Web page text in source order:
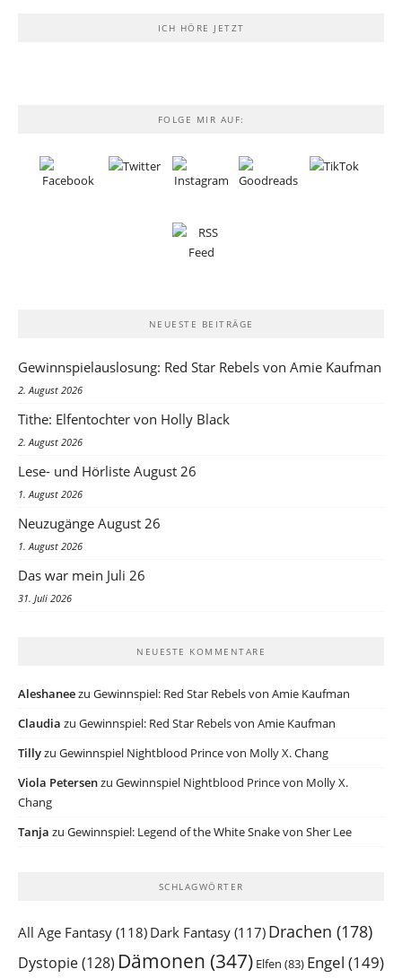
ICH HÖRE JETZT
FOLGE MIR AUF:
NEUESTE BEITRÄGE
Gewinnspielauslosung: Red Star Rebels von Amie Kaufman
2. August 2026
Tithe: Elfentochter von Holly Black
2. August 2026
Lese- und Hörliste August 26
1. August 2026
Neuzugänge August 26
1. August 2026
Das war mein Juli 26
31. Juli 2026
NEUESTE KOMMENTARE
Aleshaneezu Gewinnspiel: Red Star Rebels von Amie Kaufman
Claudia zu Gewinnspiel: Red Star Rebels von Amie Kaufman
Tillyzu Gewinnspiel Nightblood Prince von Molly X. Chang
Viola Petersenzu Gewinnspiel Nightblood Prince von Molly X.
Chang
Tanja zu Gewinnspiel: Legend of the White Snake von Sher Lee
SCHLAGWÖRTER
All Age Fantasy (118) Dark Fantasy (117) Drachen (178)
Dystopie(128) Dämonen (347) Elfen (83) Engel (149)